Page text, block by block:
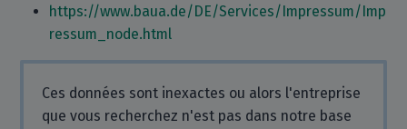
https://www.baua.de/DE/Services/Impressum/Imp
ressum_node.html
Ces données sont inexactes ou alors l'entreprise
que vous recherchez n'est pas dans notre base